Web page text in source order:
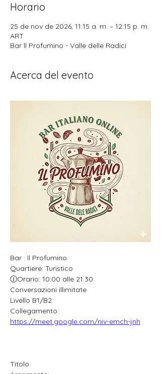
Horario
25 de nov de 2026, 11:15 a. m. – 12:15 p. m.
ART
Bar ll Profumino - Valle delle Radici
Acerca del evento
Bar : Il Profumino
Quartiere: Turistico
🕧Orario: 10:00 alle 21.30
Conversazioni illimitate
Livello B1/B2
Collegamento:
https://meet.google.com/niv-emch-jnh
Titolo: